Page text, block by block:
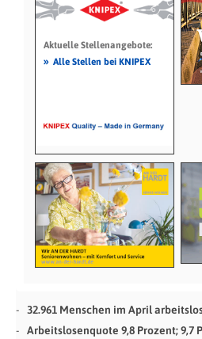
Aktuelle Stellenangebote:
» Alle Stellen bei KNIPEX
32.961 Menschen im April
Arbeitslosenquote 9,8 Prozent; 9,7